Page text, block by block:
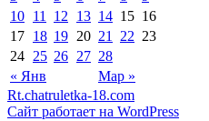
« Янв Мар »
10 11 12 13 14 15 16
17 18 19 20 21 22 23
24 25 26 27 28
Rt.chatruletka-18.com
Сайт работает на WordPress